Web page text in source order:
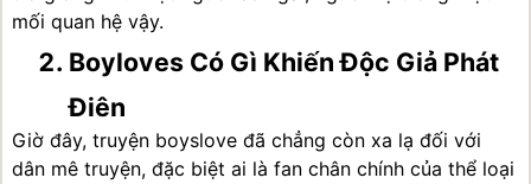
mối quan hệ vậy.
Boyloves Có Gì Khiến Độc Giả Phát
Điên
Giờ đây, truyện boyslove đã chẳng còn xa lạ đối với
dân mê truyện, đặc biệt ai là fan chân chính của thể loại